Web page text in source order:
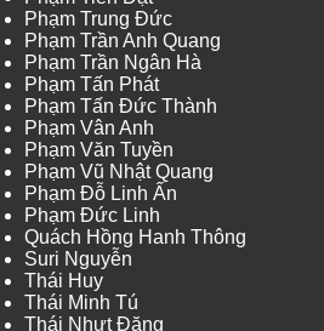
Phạm Trung Đức
Phạm Trần Anh Quang
Phạm Trần Ngân Hà
Phạm Tấn Phát
Phạm Tấn Đức Thành
Phạm Vân Anh
Phạm Văn Tuyền
Phạm Vũ Nhật Quang
Phạm Đỗ Linh Ấn
Phạm Đức Linh
Quách Hồng Hanh Thông
Suri Nguyễn
Thái Huy
Thái Minh Tú
Thái Nhựt Đăng